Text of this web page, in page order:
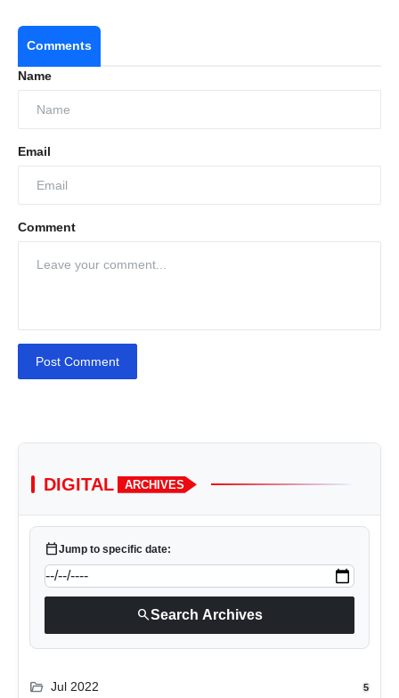
Comments
Name
Email
Comment
Post Comment
DIGITAL ARCHIVES
calendar_todayJump to specific date:
searchSearch Archives
folder_open Jul 2022 5